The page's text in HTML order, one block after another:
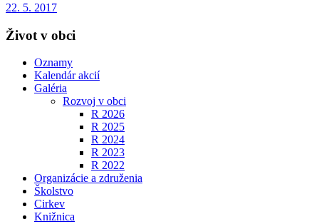
22. 5. 2017
Život v obci
Oznamy
Kalendár akcií
Galéria
Rozvoj v obci
R 2026
R 2025
R 2024
R 2023
R 2022
Organizácie a združenia
Školstvo
Cirkev
Knižnica